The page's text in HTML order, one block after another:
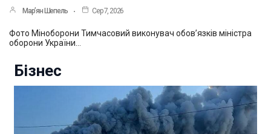
Мар’ян Шепель Сер 7, 2026
Фото Міноборони Тимчасовий виконувач обов’язків міністра
оборони України…
Бізнес